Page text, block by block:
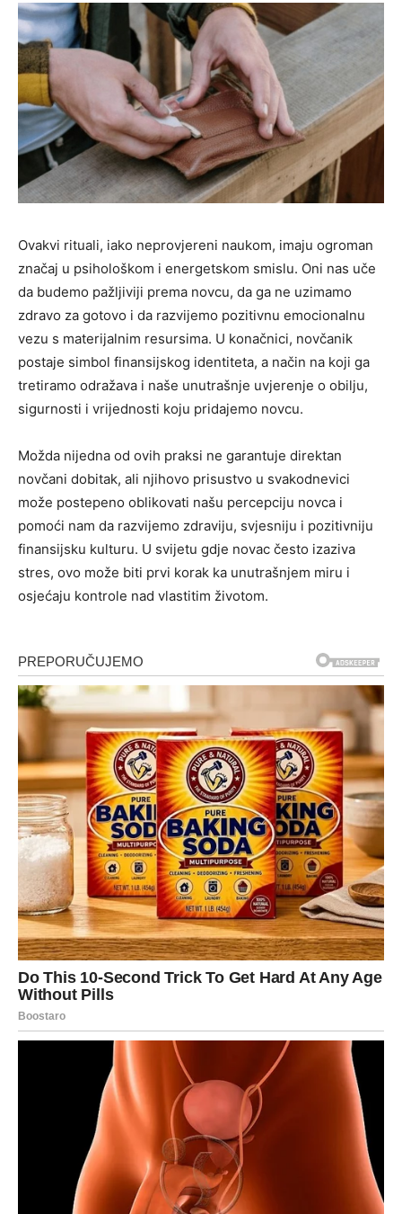
Ovakvi rituali, iako neprovjereni naukom, imaju ogroman
značaj u psihološkom i energetskom smislu. Oni nas uče
da budemo pažljiviji prema novcu, da ga ne uzimamo
zdravo za gotovo i da razvijemo pozitivnu emocionalnu
vezu s materijalnim resursima. U konačnici, novčanik
postaje simbol finansijskog identiteta, a način na koji ga
tretiramo odražava i naše unutrašnje uvjerenje o obilju,
sigurnosti i vrijednosti koju pridajemo novcu.
Možda nijedna od ovih praksi ne garantuje direktan
novčani dobitak, ali njihovo prisustvo u svakodnevici
može postepeno oblikovati našu percepciju novca i
pomoći nam da razvijemo zdraviju, svjesniju i pozitivniju
finansijsku kulturu. U svijetu gdje novac često izaziva
stres, ovo može biti prvi korak ka unutrašnjem miru i
osjećaju kontrole nad vlastitim životom.